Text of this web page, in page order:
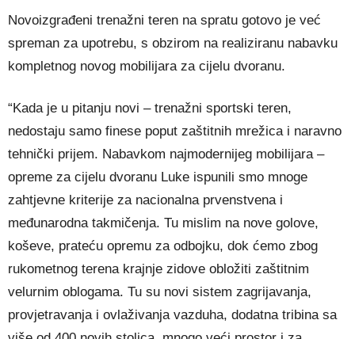
Novoizgrađeni trenažni teren na spratu gotovo je već
spreman za upotrebu, s obzirom na realiziranu nabavku
kompletnog novog mobilijara za cijelu dvoranu.
“Kada je u pitanju novi – trenažni sportski teren,
nedostaju samo finese poput zaštitnih mrežica i naravno
tehnički prijem. Nabavkom najmodernijeg mobilijara –
opreme za cijelu dvoranu Luke ispunili smo mnoge
zahtjevne kriterije za nacionalna prvenstvena i
međunarodna takmičenja. Tu mislim na nove golove,
koševe, prateću opremu za odbojku, dok ćemo zbog
rukometnog terena krajnje zidove obložiti zaštitnim
velurnim oblogama. Tu su novi sistem zagrijavanja,
provjetravanja i ovlaživanja vazduha, dodatna tribina sa